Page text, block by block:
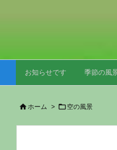
お知らせです 季節の風
ホーム >  空の風景